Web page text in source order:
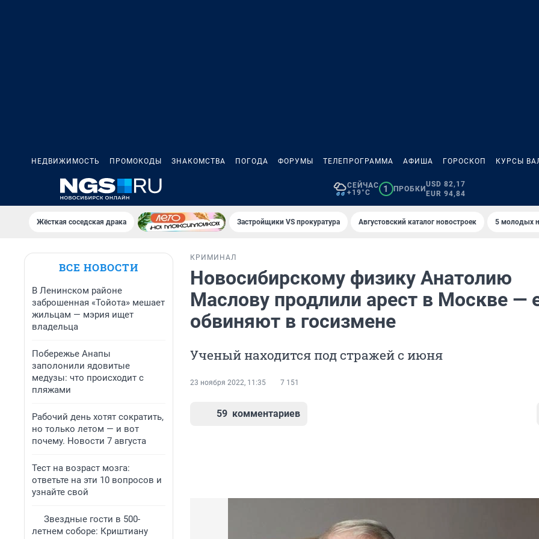
НЕДВИЖИМОСТЬ ПРОМОКОДЫ ЗНАКОМСТВА ПОГОДА ФОРУМЫ ТЕЛЕПРОГРАММА АФИША ГОРОСКОП КУРСЫ
СЕЙЧАС
+19°C
1 ПРОБКИ
USD 82,17
EUR 94,84
Жёсткая соседская драка Застройщики VS прокуратура Августовский каталог новостроек 5 молодых
ВСЕ НОВОСТИ
В Ленинском районе
заброшенная «Тойота» мешает
жильцам — мэрия ищет
владельца
Побережье Анапы
заполонили ядовитые
медузы: что происходит с
пляжами
Рабочий день хотят сократить,
но только летом — и вот
почему. Новости 7 августа
Тест на возраст мозга:
ответьте на эти 10 вопросов и
узнайте свой
Звездные гости в 500-
летнем соборе: Криштиану
КРИМИНАЛ
Новосибирскому физику Анатолию
Маслову продлили арест в Москве —
обвиняют в госизмене
Ученый находится под стражей с июня
23 ноября 2022, 11:35 7 151
59 комментариев